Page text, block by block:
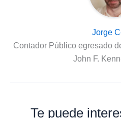
Jorge
Contador Público egresado
John F.
Te puede